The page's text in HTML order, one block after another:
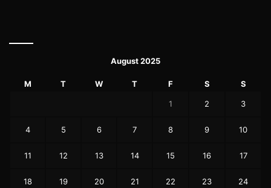
August 2025
M T W T F S S
1 2 3
4 5 6 7 8 9 10
11 12 13 14 15 16 17
18 19 20 21 22 23 24